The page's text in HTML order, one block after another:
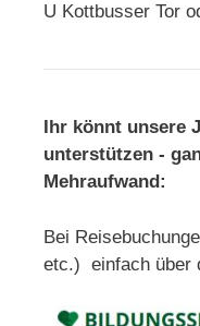
U Kottbusser Tor
Ihr könnt unsere
unterstützen -
Mehraufwand:
Bei
etc.) einfach über